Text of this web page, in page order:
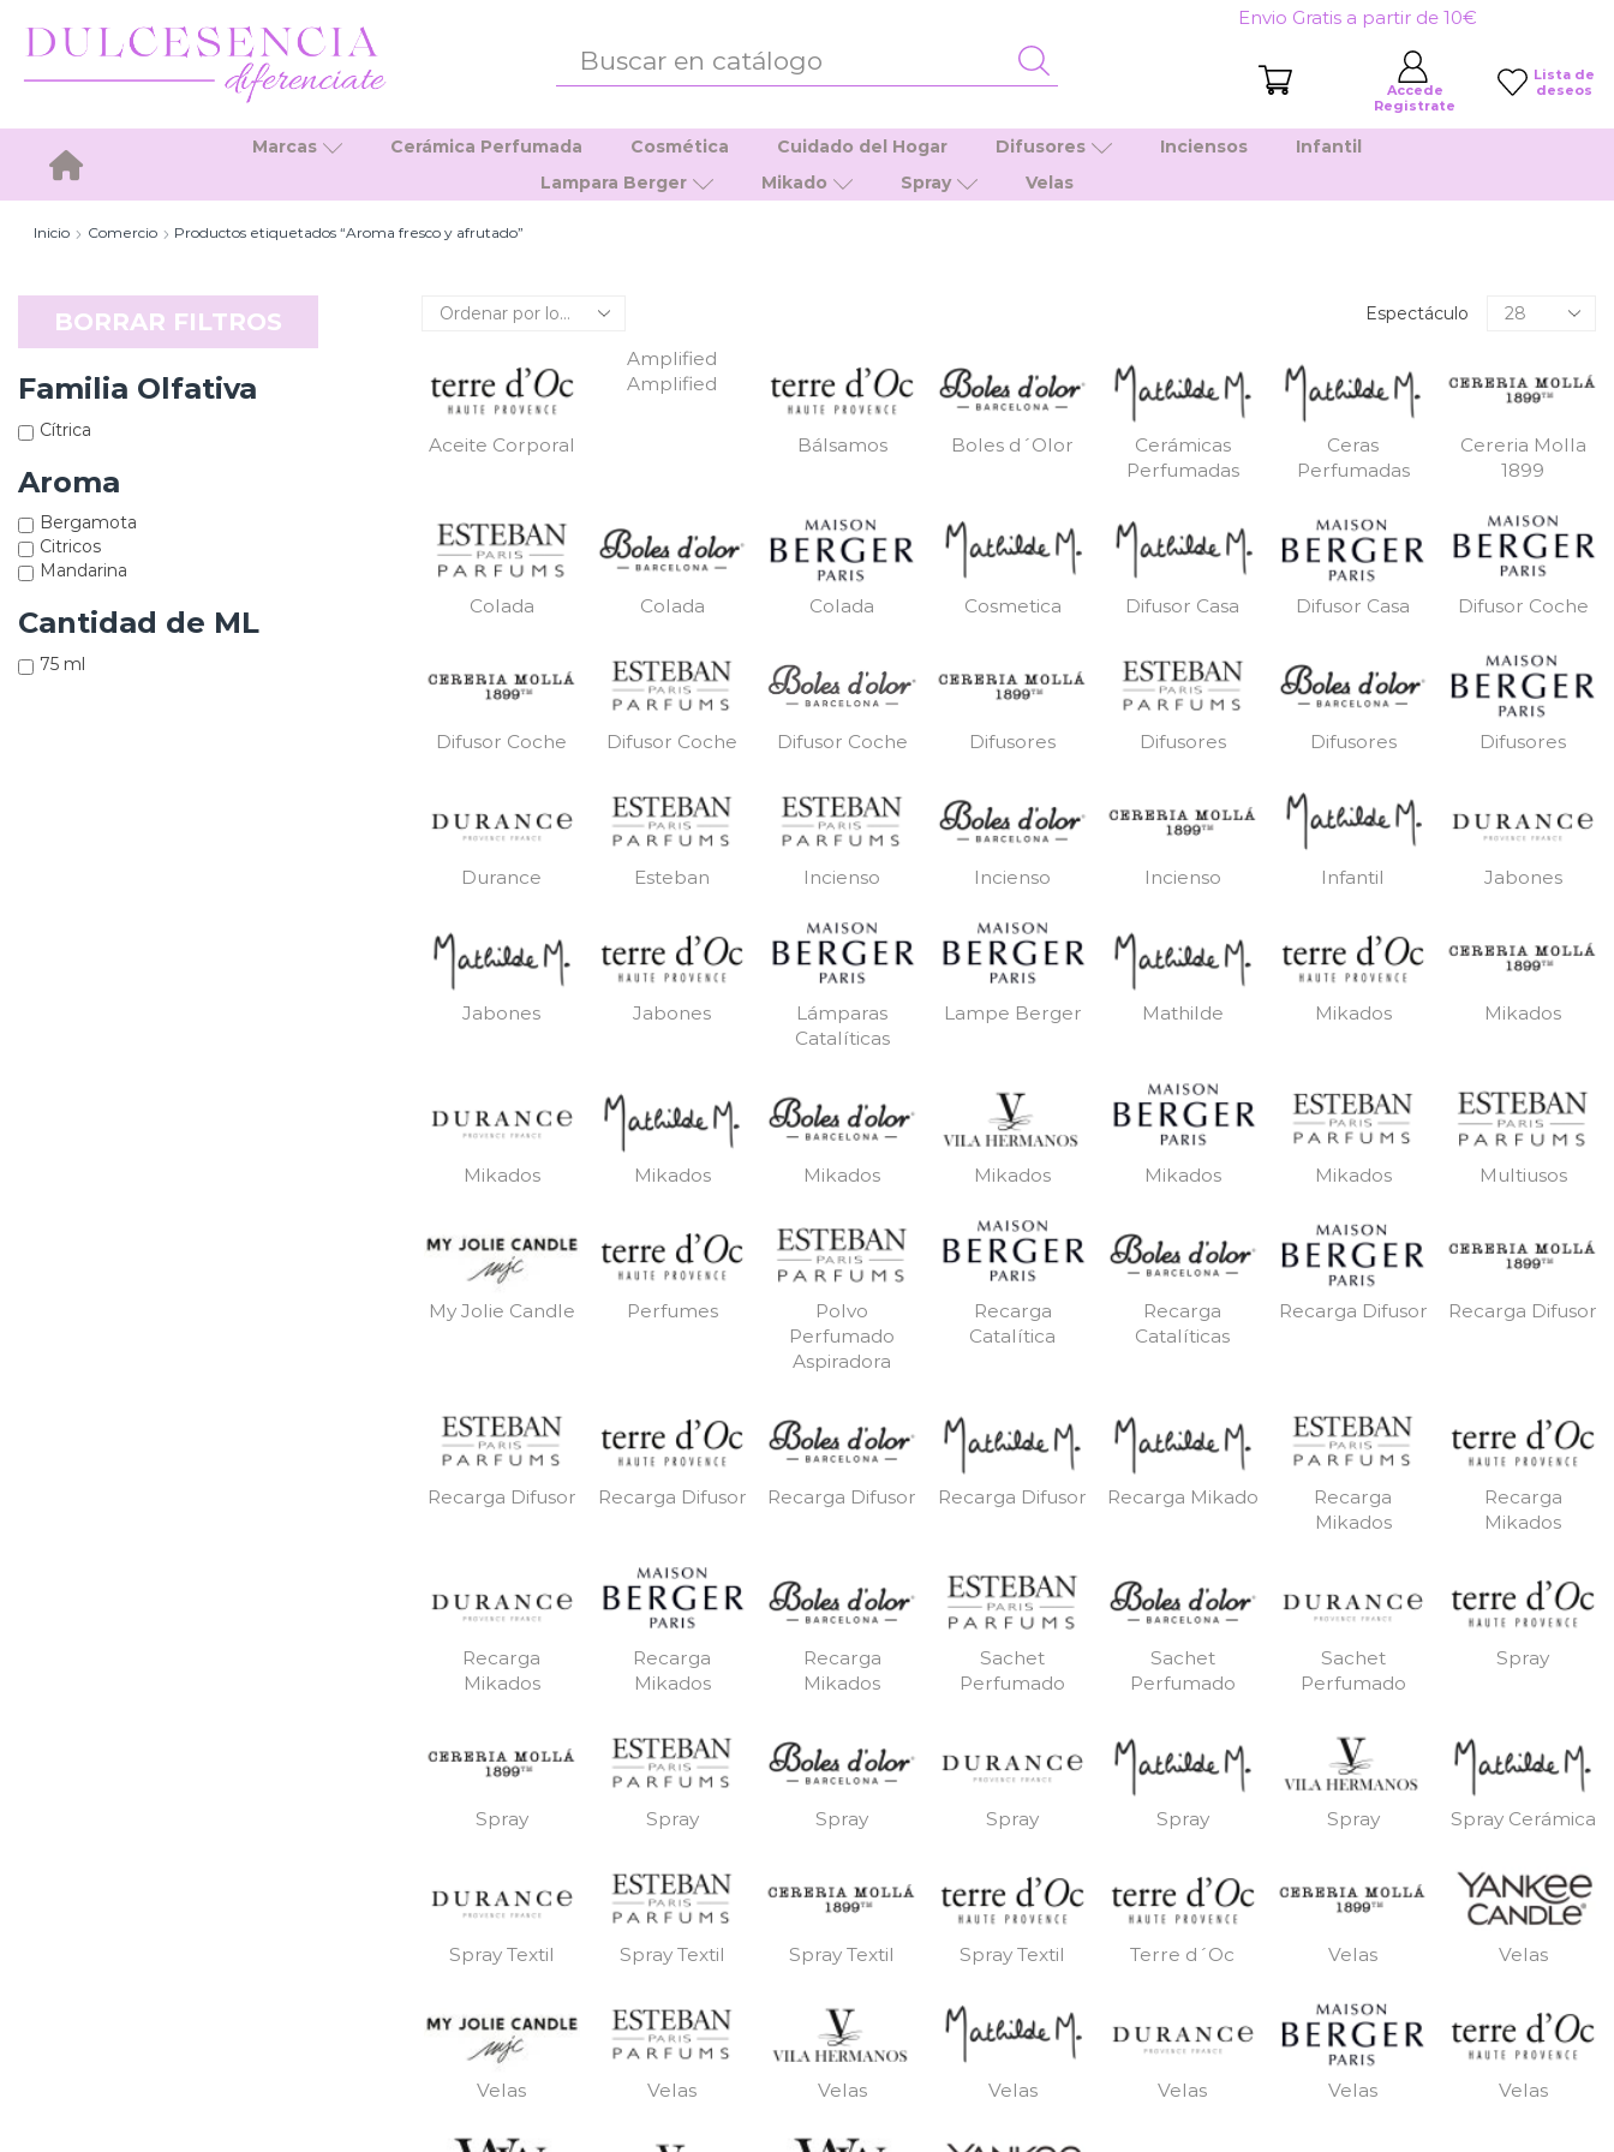
Envio Gratis a partir de 10€
ENTRADA
Accede
Registrate
Lista de
deseos
Inicio
Marcas Cerámica Perfumada Cosmética Cuidado del Hogar Difusores Inciensos
Infantil
Lampara Berger
Mikado Spray Velas
Inicio Comercio Productos etiquetados “Aroma fresco y afrutado”
Espectáculo
Productos
Aceite Corporal
Amplified
Amplified
Bálsamos Boles d´Olor
Cerámicas
Perfumadas
Ceras
Perfumadas
Cereria Molla
1899
Colada Colada Colada Cosmetica Difusor Casa Difusor Casa Difusor Coche
Difusor Coche Difusor Coche Difusor Coche Difusores Difusores Difusores Difusores
Durance Esteban Incienso Incienso Incienso Infantil Jabones
Jabones Jabones
Lámparas
Catalíticas
Lampe Berger Mathilde Mikados Mikados
Mikados Mikados Mikados Mikados Mikados Mikados Multiusos
My Jolie Candle Perfumes
Polvo
Perfumado
Aspiradora
Recarga
Catalítica
Recarga
Catalíticas
Recarga Difusor Recarga Difusor
Recarga Difusor Recarga Difusor Recarga Difusor Recarga Difusor Recarga Mikado
Recarga
Mikados
Recarga
Mikados
Recarga
Mikados
Recarga
Mikados
Recarga
Mikados
Sachet
Perfumado
Sachet
Perfumado
Sachet
Perfumado
Spray
Spray Spray Spray Spray Spray Spray Spray Cerámica
Spray Textil Spray Textil Spray Textil Spray Textil Terre d´Oc Velas Velas
Velas Velas Velas Velas Velas Velas Velas
BORRAR FILTROS
Familia Olfativa
Cítrica
Aroma
Bergamota
Citricos
Mandarina
Cantidad de ML
75 ml